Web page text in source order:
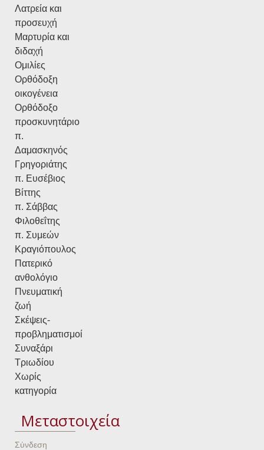
Λατρεία και
προσευχή
Μαρτυρία και
διδαχή
Ομιλίες
Ορθόδοξη
οικογένεια
Ορθόδοξο
προσκυνητάριο
π.
Δαμασκηνός
Γρηγοριάτης
π. Ευσέβιος
Βίττης
π. Σάββας
Φιλοθεΐτης
π. Συμεών
Κραγιόπουλος
Πατερικό
ανθολόγιο
Πνευματική
ζωή
Σκέψεις-
προβληματισμοί
Συναξάρι
Τριωδίου
Χωρίς
κατηγορία
Μεταστοιχεία
Σύνδεση